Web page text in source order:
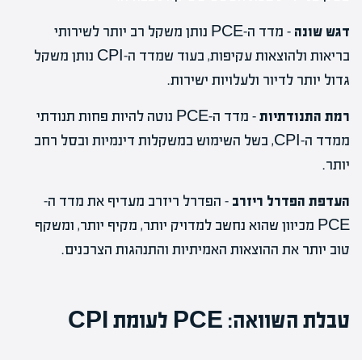
דגש שונה
– מדד ה-PCE נותן משקל רב יותר לשירותי
בריאות ולהוצאות עקיפות, בעוד שמדד ה-CPI נותן משקל
גדול יותר לדיור ולעלויות ישירות.
רמת התנודתיות
– מדד ה-PCE נוטה להיות פחות תנודתי
ממדד ה-CPI, בשל השימוש במשקלות דינמיות ובסל רחב
יותר.
העדפת הפדרל ריזרב – הפדרל ריזרב מעדיף את מדד ה-
PCE מכיוון שהוא נחשב למדויק יותר, מקיף יותר, ומשקף
טוב יותר את ההוצאות האמיתיות והתנהגות הצרכנים.
טבלת השוואה: PCE לעומת CPI